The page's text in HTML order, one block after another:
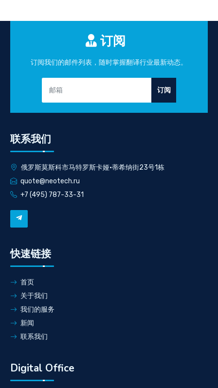
订阅
订阅我们的邮件列表，随时掌握翻译行业最新动态。
订阅
联系我们
俄罗斯莫斯科市马特罗斯卡娅·蒂希纳街23号1栋
quote@neotech.ru
+7 (495) 787-33-31
快速链接
首页
关于我们
我们的服务
新闻
联系我们
Digital Office